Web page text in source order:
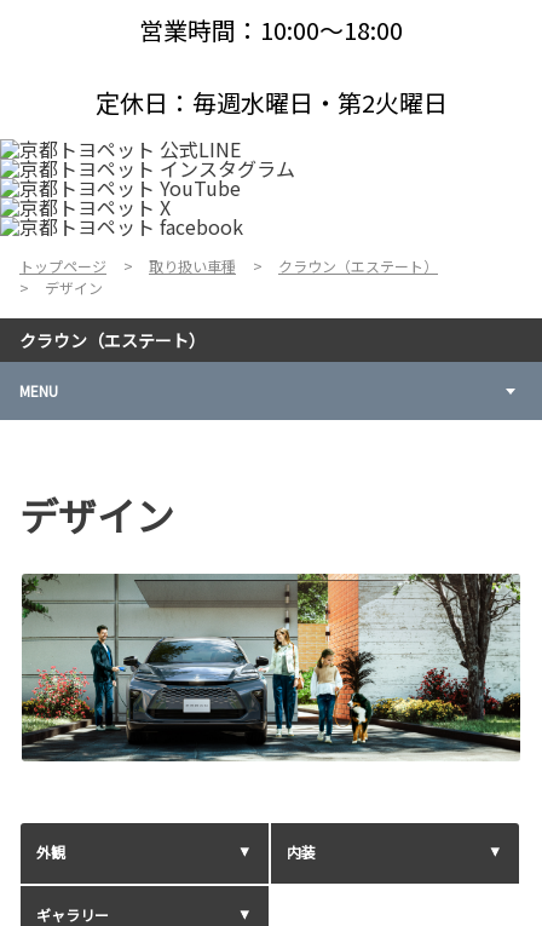
営業時間：10:00〜18:00
定休日：毎週水曜日・第2火曜日
トップページ 取り扱い車種
クラウン（エステート）
デザイン
クラウン（エステート）
MENU
デザイン
外観 内装
ギャラリー